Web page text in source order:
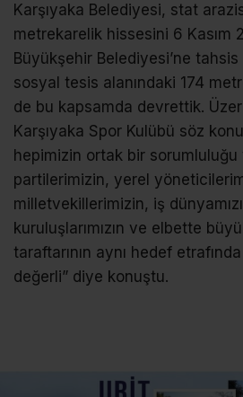
Karşıyaka Belediyesi, stat
metrekarelik hissesini 6 Kasım
Büyükşehir Belediyesi’ne
sosyal tesis alanındaki 174
de bu kapsamda devrettik.
Karşıyaka Spor Kulübü söz
hepimizin ortak bir sorumluluğu
partilerimizin, yerel
milletvekillerimizin, iş
kuruluşlarımızın ve elbette
taraftarının aynı hedef
değerli” diye konuştu.